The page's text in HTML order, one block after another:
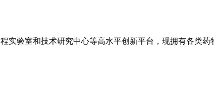
实验室和技术研究中心等高水平创新平台，现拥有各类药